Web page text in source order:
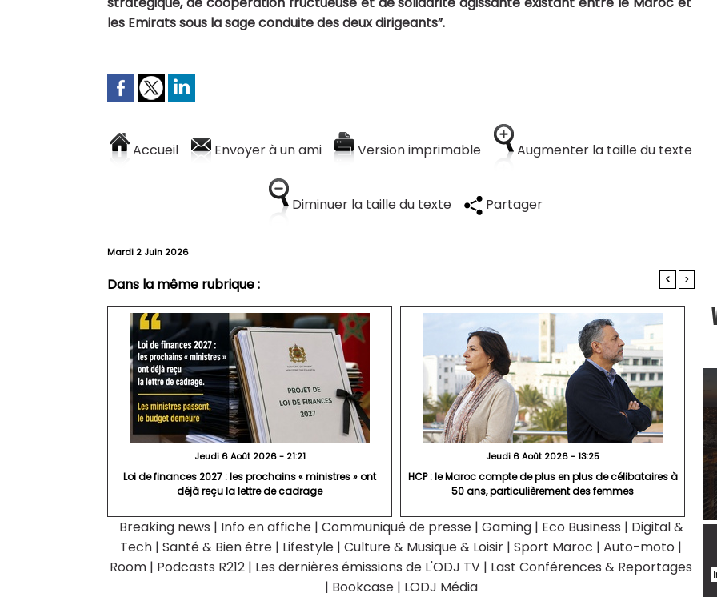
les Emirats sous la sage conduite des deux dirigeants”.
Accueil Envoyer à un ami Version imprimable Augmenter la taille du texte
Diminuer la taille du texte Partager
Mardi 2 Juin 2026
Dans la même rubrique : < >
Jeudi 6 Août 2026 - 21:21
Loi de finances 2027 : les prochains « ministres » ont
déjà reçu la lettre de cadrage
Jeudi 6 Août 2026 - 13:25
HCP : le Maroc compte de plus en plus de célibataires à
50 ans, particulièrement des femmes
Breaking news | Info en affiche | Communiqué de presse | Gaming | Eco Business | Digital &
Tech | Santé & Bien être | Lifestyle | Culture & Musique & Loisir | Sport Maroc | Auto-moto |
Room | Podcasts R212 | Les dernières émissions de L'ODJ TV | Last Conférences & Reportages
| Bookcase | LODJ Média